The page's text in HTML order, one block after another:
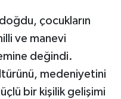
çocukların
ve manevi
değindi.
medeniyetini
bir kişilik gelişimi